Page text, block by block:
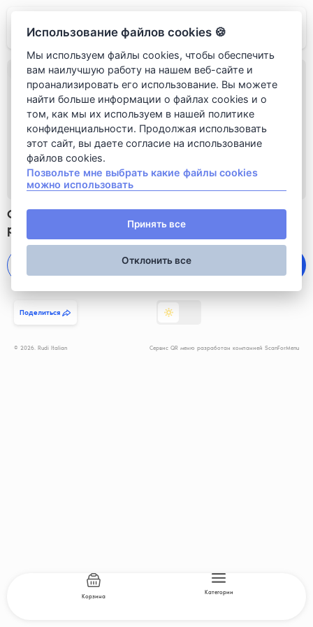
Rudi Italian
Овсяная каша с пармезаном, томатами и
рукколой
Добавить в корзину
Поделиться
© 2026. Rudi Italian Сервис QR меню разработан компанией ScanForMenu
Корзина
Категории
Использование файлов cookies 🍪
Мы используем файлы cookies, чтобы обеспечить
вам наилучшую работу на нашем веб-сайте и
проанализировать его использование. Вы можете
найти больше информации о файлах cookies и о
том, как мы их используем в нашей политике
конфиденциальности. Продолжая использовать
этот сайт, вы даете согласие на использование
файлов cookies.
Позвольте мне выбрать какие файлы cookies
можно использовать
Принять все
Отклонить все